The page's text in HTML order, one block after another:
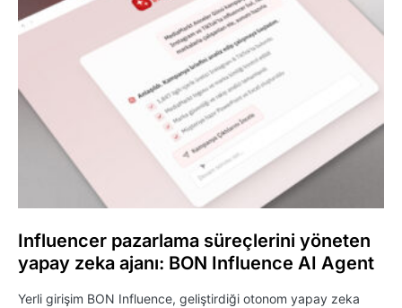
Influencer pazarlama süreçlerini yöneten
yapay zeka ajanı: BON Influence AI Agent
Yerli girişim BON Influence, geliştirdiği otonom yapay zeka